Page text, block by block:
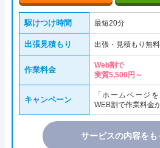
駆けつけ時間 最短20分
出張見積もり 出張・見積もり無料
作業料金
Web割で
実質5,500円～
キャンペーン
「ホームページ
WEB割で作業料金
サービスの内容をも